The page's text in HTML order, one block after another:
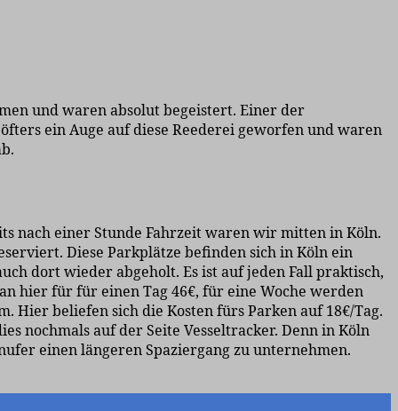
und waren absolut begeistert. Einer der
ein Auge auf diese Reederei geworfen und waren
nach einer Stunde Fahrzeit waren wir mitten in Köln.
Diese Parkplätze befinden sich in Köln ein
dort wieder abgeholt. Es ist auf jeden Fall praktisch,
hier für für einen Tag 46€, für eine Woche werden
Hier beliefen sich die Kosten fürs Parken auf 18€/Tag.
nochmals auf der Seite Vesseltracker. Denn in Köln
einen längeren Spaziergang zu unternehmen.